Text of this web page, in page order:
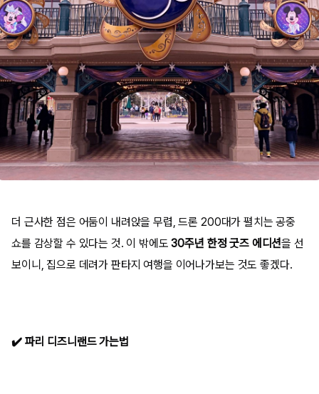
더 근사한 점은 어둠이 내려앉을 무렵, 드론 200대가 펼치는 공중
쇼를 감상할 수 있다는 것. 이 밖에도30주년 한정 굿즈 에디션을 선
보이니, 집으로 데려가 판타지 여행을 이어나가보는 것도 좋겠다.
✔️ 파리 디즈니랜드 가는법